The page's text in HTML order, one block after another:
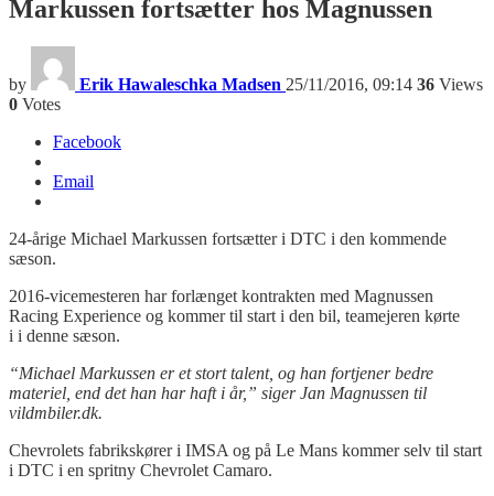
Markussen fortsætter hos Magnussen
by Erik Hawaleschka Madsen 25/11/2016, 09:14 36 Views
0 Votes
Facebook
Email
24-årige Michael Markussen fortsætter i DTC i den kommende
sæson.
2016-vicemesteren har forlænget kontrakten med Magnussen
Racing Experience og kommer til start i den bil, teamejeren kørte
i i denne sæson.
“Michael Markussen er et stort talent, og han fortjener bedre
materiel, end det han har haft i år,” siger Jan Magnussen til
vildmbiler.dk.
Chevrolets fabrikskører i IMSA og på Le Mans kommer selv til start
i DTC i en spritny Chevrolet Camaro.